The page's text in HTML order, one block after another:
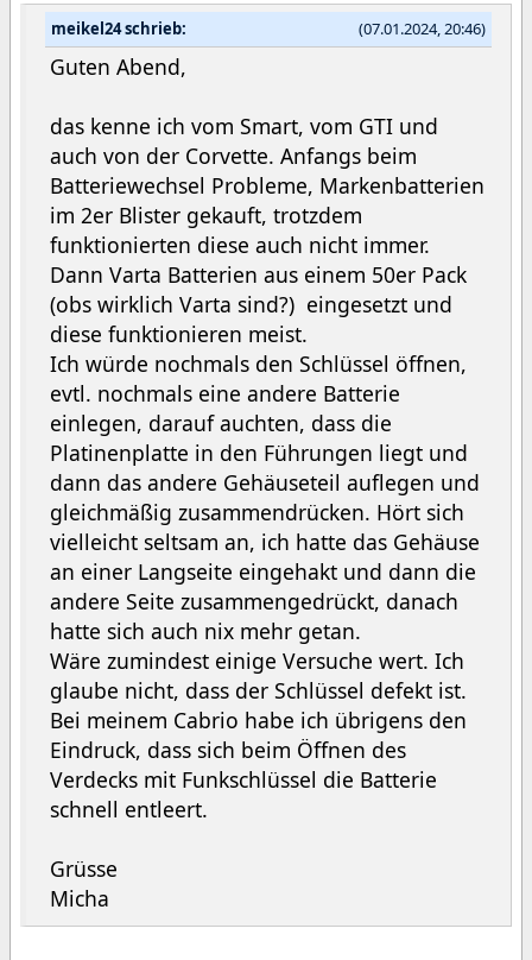
(07.01.2024, 20:46)
meikel24 schrieb:
Guten Abend,
das kenne ich vom Smart, vom GTI und
auch von der Corvette. Anfangs beim
Batteriewechsel Probleme, Markenbatterien
im 2er Blister gekauft, trotzdem
funktionierten diese auch nicht immer.
Dann Varta Batterien aus einem 50er Pack
(obs wirklich Varta sind?) eingesetzt und
diese funktionieren meist.
Ich würde nochmals den Schlüssel öffnen,
evtl. nochmals eine andere Batterie
einlegen, darauf auchten, dass die
Platinenplatte in den Führungen liegt und
dann das andere Gehäuseteil auflegen und
gleichmäßig zusammendrücken. Hört sich
vielleicht seltsam an, ich hatte das Gehäuse
an einer Langseite eingehakt und dann die
andere Seite zusammengedrückt, danach
hatte sich auch nix mehr getan.
Wäre zumindest einige Versuche wert. Ich
glaube nicht, dass der Schlüssel defekt ist.
Bei meinem Cabrio habe ich übrigens den
Eindruck, dass sich beim Öffnen des
Verdecks mit Funkschlüssel die Batterie
schnell entleert.
Grüsse
Micha